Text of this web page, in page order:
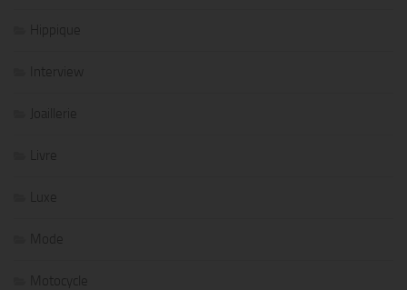
Hippique
Interview
Joaillerie
Livre
Luxe
Mode
Motocycle